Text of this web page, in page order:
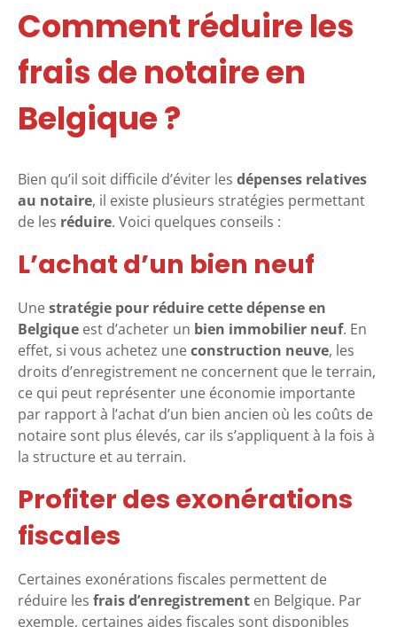
Comment réduire les
frais de notaire en
Belgique ?
Bien qu’il soit difficile d’éviter les dépenses relatives
au notaire, il existe plusieurs stratégies permettant
de les réduire. Voici quelques conseils :
L’achat d’un bien neuf
Unestratégie pour réduire cette dépense en
Belgique est d’acheter un bien immobilier neuf. En
effet, si vous achetez uneconstruction neuve, les
droits d’enregistrement ne concernent que le terrain,
ce qui peut représenter une économie importante
par rapport à l’achat d’un bien ancien où les coûts de
notaire sont plus élevés, car ils s’appliquent à la fois à
la structure et au terrain.
Profiter des exonérations
fiscales
Certaines exonérations fiscales permettent de
réduire les frais d’enregistrement en Belgique. Par
exemple, certaines aides fiscales sont disponibles